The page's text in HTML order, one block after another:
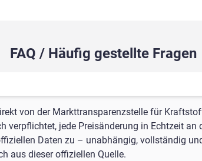
FAQ / Häufig gestellte Fragen
von der Markttransparenzstelle für
verpflichtet, jede Preisänderung in Echtzeit an
Daten zu – unabhängig, vollständig
aus dieser offiziellen Quelle.